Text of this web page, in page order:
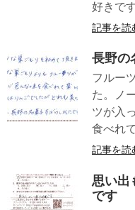
好きで
記事を読
長野の
フルー
た。ノ
ツが入
食べれ
記事を読
思い出
です